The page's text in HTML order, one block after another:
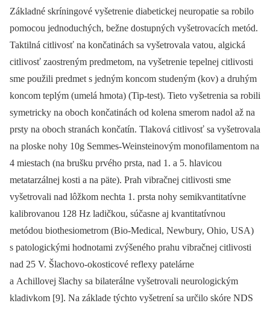
Základné skríningové vyšetrenie diabetickej neuropatie sa robilo
pomocou jednoduchých, bežne dostupných vyšetrovacích metód.
Taktilná citlivosť na končatinách sa vyšetrovala vatou, algická
citlivosť zaostreným predmetom, na vyšetrenie tepelnej citlivosti
sme použili predmet s jedným koncom studeným (kov) a druhým
koncom teplým (umelá hmota) (Tip-test). Tieto vyšetrenia sa robili
symetricky na oboch končatinách od kolena smerom nadol až na
prsty na oboch stranách končatín. Tlaková citlivosť sa vyšetrovala
na ploske nohy 10g Semmes-Weinsteinovým monofilamentom na
4 miestach (na brušku prvého prsta, nad 1. a 5. hlavicou
metatarzálnej kosti a na päte). Prah vibračnej citlivosti sme
vyšetrovali nad lôžkom nechta 1. prsta nohy semikvantitatívne
kalibrovanou 128 Hz ladičkou, súčasne aj kvantitatívnou
metódou biothesiometrom (Bio-Medical, Newbury, Ohio, USA)
s patologickými hodnotami zvýšeného prahu vibračnej citlivosti
nad 25 V. Šlachovo-okosticové reflexy patelárne
a Achillovej šlachy sa bilaterálne vyšetrovali neurologickým
kladivkom [9]. Na základe týchto vyšetrení sa určilo skóre NDS